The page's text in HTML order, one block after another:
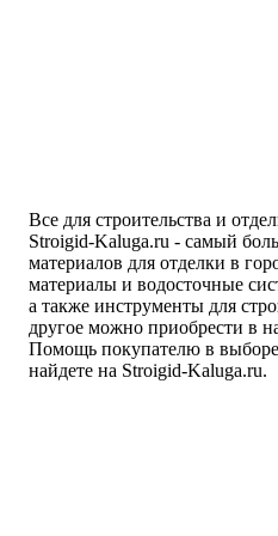
Все для строительства и
Stroigid-Kaluga.ru - самый
материалов для отделки в
материалы и водосточные
а также инструменты для
другое можно приобрести в
Помощь покупателю в
найдете на Stroigid-Kaluga.ru.